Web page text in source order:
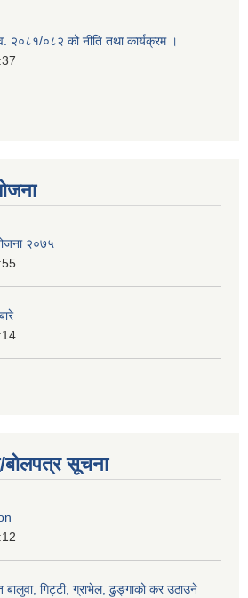
२०८१/०८२ को नीति तथा कार्यक्रम ।
२०७५
बोलपत्र सूचना
गिट्टी, ग्राभेल, ढुङ्गाको कर उठाउने